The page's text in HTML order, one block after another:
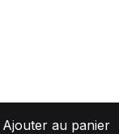
Ajouter au panier